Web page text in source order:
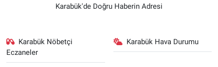
Karabük'de Doğru Haberin Adresi
Karabük Nöbetçi
Eczaneler
Karabük Hava Durumu